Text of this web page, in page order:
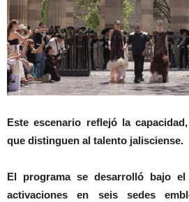
Este escenario reflejó la
que distinguen al talento jalisciense.
El programa se desarrolló bajo
activaciones en seis sedes